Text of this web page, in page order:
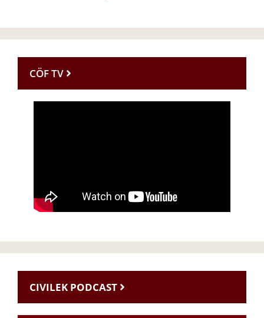
CÖF TV
CIVILEK PODCAST